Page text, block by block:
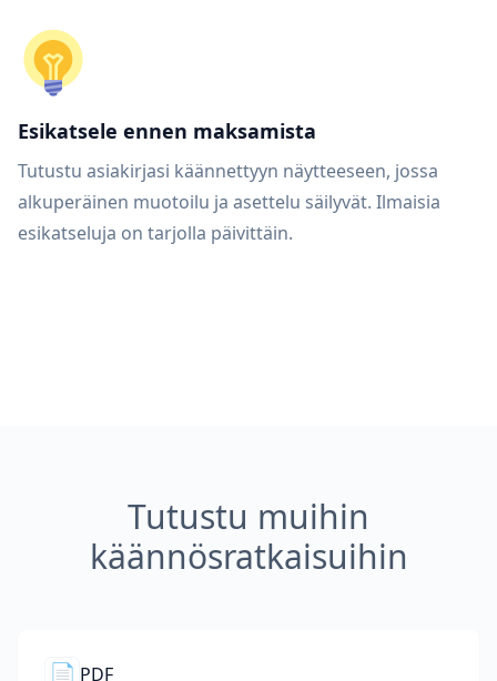
Esikatsele ennen maksamista
Tutustu asiakirjasi käännettyyn näytteeseen, jossa
alkuperäinen muotoilu ja asettelu säilyvät. Ilmaisia
esikatseluja on tarjolla päivittäin.
Tutustu muihin
käännösratkaisuihin
📄 PDF